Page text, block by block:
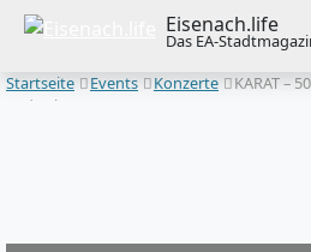
Eisenach.life
Das EA-
Startseite
Events Konzerte
KARAT –
Bad Salzungen